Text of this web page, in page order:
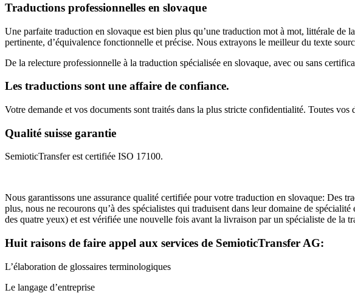
Traductions professionnelles en slovaque
Une parfaite traduction en slovaque est bien plus qu’une traduction mot à mot, littérale de
pertinente, d’équivalence fonctionnelle et précise. Nous extrayons le meilleur du texte
De la relecture professionnelle à la traduction spécialisée en slovaque, avec ou sans
Les traductions sont une affaire de confiance.
Votre demande et vos documents sont traités dans la plus stricte confidentialité. Toutes
Qualité suisse garantie
SemioticTransfer est certifiée ISO 17100.
Nous garantissons une assurance qualité certifiée pour votre traduction en slovaque: Des
plus, nous ne recourons qu’à des spécialistes qui traduisent dans leur domaine de
des quatre yeux) et est vérifiée une nouvelle fois avant la livraison par un spécialiste de la
Huit raisons de faire appel aux services de SemioticTransfer AG:
L’élaboration de glossaires terminologiques
Le langage d’entreprise